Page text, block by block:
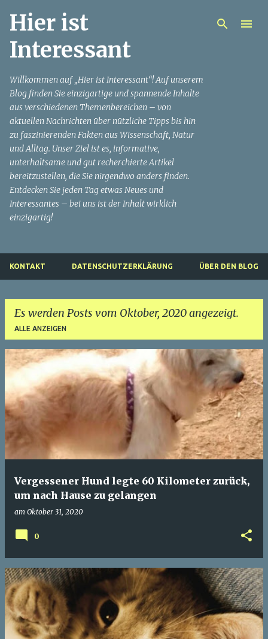
Direkt zum Hauptbereich
Hier ist
Interessant
Willkommen auf „Hier ist Interessant“! Auf unserem
Blog finden Sie einzigartige und spannende Inhalte
aus verschiedenen Themenbereichen – von
aktuellen Nachrichten über nützliche Tipps bis hin
zu faszinierenden Fakten aus Wissenschaft, Natur
und Alltag. Unser Ziel ist es, informative,
unterhaltsame und gut recherchierte Artikel
bereitzustellen, die Sie nirgendwo anders finden.
Entdecken Sie jeden Tag etwas Neues und
Interessantes – bei uns ist der Inhalt wirklich
einzigartig!
KONTAKT DATENSCHUTZERKLÄRUNG ÜBER DEN BLOG
Es werden Posts vom Oktober, 2020 angezeigt.
ALLE ANZEIGEN
P
s
t
Vergessener Hund legte 60 Kilometer zurück,
um nach Hause zu gelangen
am Oktober 31, 2020
0